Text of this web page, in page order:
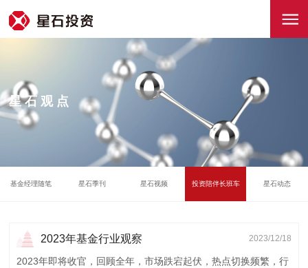
星石观点
基金经理随笔 星石季刊 星石视频 投资陪伴长班车 星石动态
2023年基金行业观察 2023/12/18
2023年即将收官，回顾全年，市场跌宕起伏，热点切换频繁，行